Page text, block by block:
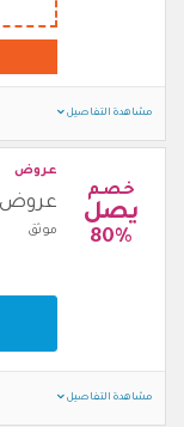
مشاهدة التفاصيل
خصم
يصل
80%
عروض
عروض
موثق
مشاهدة التفاصيل